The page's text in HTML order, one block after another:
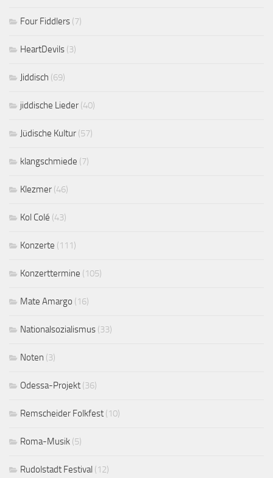
Four Fiddlers (7)
HeartDevils (3)
Jiddisch (69)
jiddische Lieder (40)
Jüdische Kultur (57)
klangschmiede (7)
Klezmer (46)
Kol Colé (43)
Konzerte (111)
Konzerttermine (105)
Mate Amargo (16)
Nationalsozialismus (33)
Noten (3)
Odessa-Projekt (36)
Remscheider Folkfest (10)
Roma-Musik (5)
Rudolstadt Festival (12)